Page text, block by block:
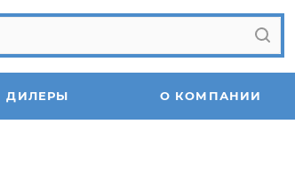
ДИЛЕРЫ О КОМПАНИИ